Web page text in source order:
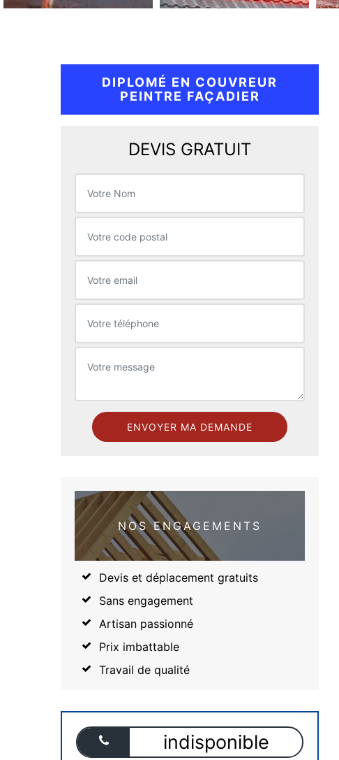
DIPLOMÉ EN COUVREUR
PEINTRE FAÇADIER
DEVIS GRATUIT
NOS ENGAGEMENTS
Devis et déplacement gratuits
Sans engagement
Artisan passionné
Prix imbattable
Travail de qualité
indisponible